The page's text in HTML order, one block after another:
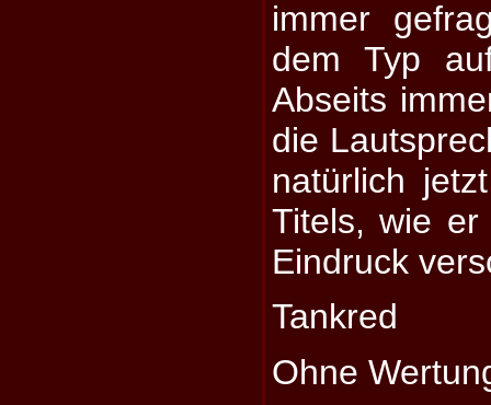
immer
dem Typ
Abseits
die
natürlich
Titels, wie
Eindruck
Tankred
Ohne